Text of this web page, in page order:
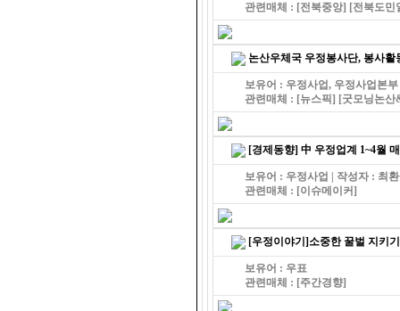
관련매체 : [전북중앙] [전북도민
논산우체국 우정봉사단, 봉사활
보유어 : 우정사업, 우정사업본
관련매체 : [뉴스픽] [굿모닝논산
[경제동향] 中 우정업계 1~4월
보유어 : 우정사업 | 작성자 : 최
관련매체 : [이슈메이커]
[우정이야기]소중한 꿀벌 지키
보유어 : 우표
관련매체 : [주간경향]